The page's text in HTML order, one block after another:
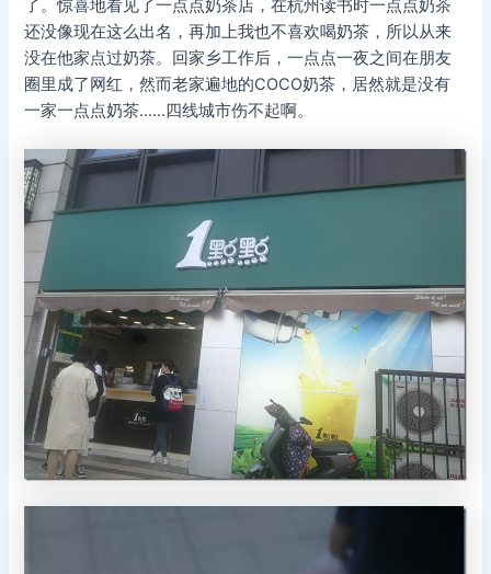
了。惊喜地看见了一点点奶茶店，在杭州读书时一点点奶茶
还没像现在这么出名，再加上我也不喜欢喝奶茶，所以从来
没在他家点过奶茶。回家乡工作后，一点点一夜之间在朋友
圈里成了网红，然而老家遍地的COCO奶茶，居然就是没有
一家一点点奶茶……四线城市伤不起啊。